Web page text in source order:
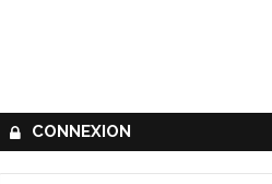
CONNEXION